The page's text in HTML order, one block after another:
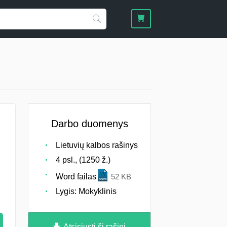
Darbo duomenys
Lietuvių kalbos rašinys
4 psl., (1250 ž.)
Word failas
52 KB
Lygis: Mokyklinis